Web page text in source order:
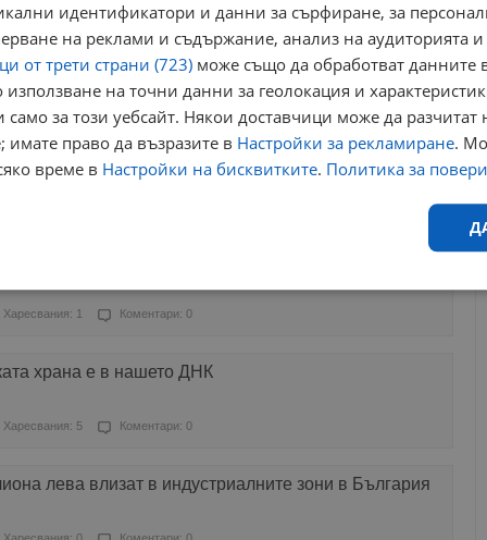
у нас са по-скъпи от тези в Испания?
Харесвания: 0 Коментари: 0
водното съдържание в саламуреното сирене
Харесвания: 1 Коментари: 0
храна е в нашето ДНК
Харесвания: 5 Коментари: 0
лева влизат в индустриалните зони в България
идентификатори и данни за сърфиране, за
на реклами и съдържание, анализ на аудиторията
от трети страни (723) може също да обработват данните
на точни данни за геолокация и
за този уебсайт. Някои доставчици може да разчитат
имате право да възразите в Настройки за рекламиране.
време в Настройки на бисквитките. Политика за
Ефективност Таргетиране Функционалност